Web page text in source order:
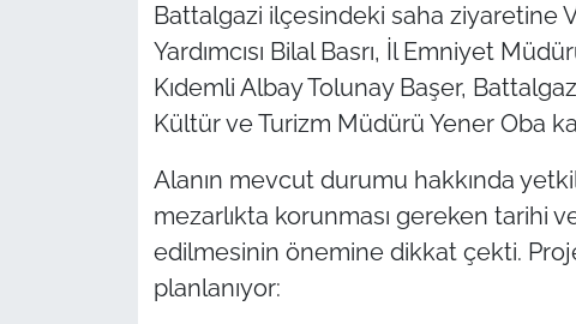
Battalgazi ilçesindeki saha ziyaretine
Yardımcısı Bilal Basrı, İl Emniyet
Kıdemli Albay Tolunay Başer,
Kültür ve Turizm Müdürü Yener Oba
Alanın mevcut durumu hakkında
mezarlıkta korunması gereken tarihi
edilmesinin önemine dikkat çekti. Proje
planlanıyor: